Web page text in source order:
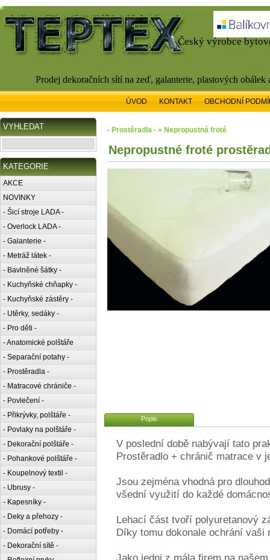
Český výrobce
Prodej dekoračních sítí na zeď, galanterie, plastových
ÚVOD KONTAKT OBCHODNÍ
VYHLEDAT
KATEGORIE
AKCE
NOVINKY
- Šicí stroje LADA -
- Overlock LADA -
- Galanterie -
- Metráž látek -
- Bavlněné šátky -
- Kuchyňské chňapky -
- Kuchyňské zástěry -
- Utěrky, sedáky -
- Pro děti -
- Anatomické polštáře
- Separační potahy -
- Prostěradla -
- Matracové chrániče -
- Povlečení -
- Přikrývky, polštáře -
- Povlaky na polštáře -
- Dekorační polštáře -
- Pohankové polštáře -
- Koupelnový textil -
- Ubrusy -
- Kapesníky -
- Deky a přehozy -
- Domácí potřeby -
- Dekorační sítě -
- Prostěradla - » Nepropustná froté
Nepropustné froté
Popis
V poslední době nabývají tato
Prostěradlo + chránič matrace v
Jsou zejména vhodná pro
všední využití do každé
Lehací část tvoří polyuretanový
Díky tomu dokonale ochrání
Jako jedni z mála firem na